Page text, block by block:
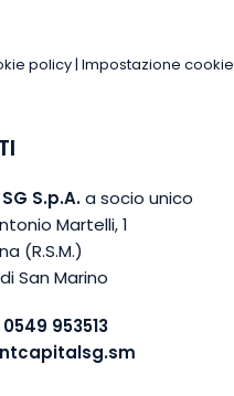
policy| Impostazione cookie
S.p.A.a socio unico
Martelli, 1
(R.S.M.)
San Marino
953513